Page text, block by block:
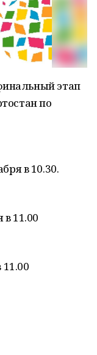
этап
по
в 10.30.
11.00